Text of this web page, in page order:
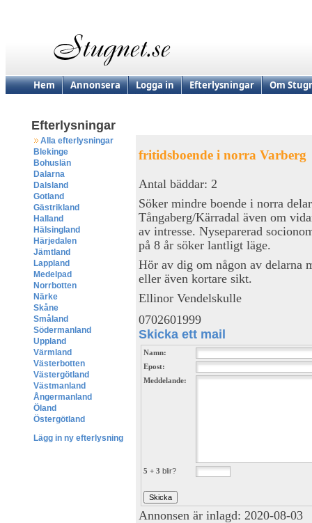
Hem Annonsera Logga in Efterlysningar Om
Efterlysningar
Alla efterlysningar
Blekinge
Bohuslän
Dalarna
Dalsland
Gotland
Gästrikland
Halland
Hälsingland
Härjedalen
Jämtland
Lappland
Medelpad
Norrbotten
Närke
Skåne
Småland
Södermanland
Uppland
Värmland
Västerbotten
Västergötland
Västmanland
Ångermanland
Öland
Östergötland
Lägg in ny efterlysning
fritidsboende i norra Varberg
Antal bäddar: 2
Söker mindre boende i norra
Tångaberg/Kärradal även om
av intresse. Nyseparerad
på 8 år söker lantligt läge.
Hör av dig om någon av delarna
eller även kortare sikt.
Ellinor Vendelskulle
0702601999
Skicka ett mail
Namn:
Epost:
Meddelande:
5 + 3 blir?
Annonsen är inlagd: 2020-08-03